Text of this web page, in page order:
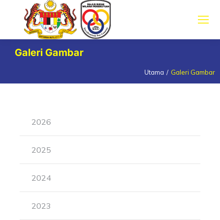
Galeri Gambar
Utama Galeri Gambar
2026
2025
2024
2023